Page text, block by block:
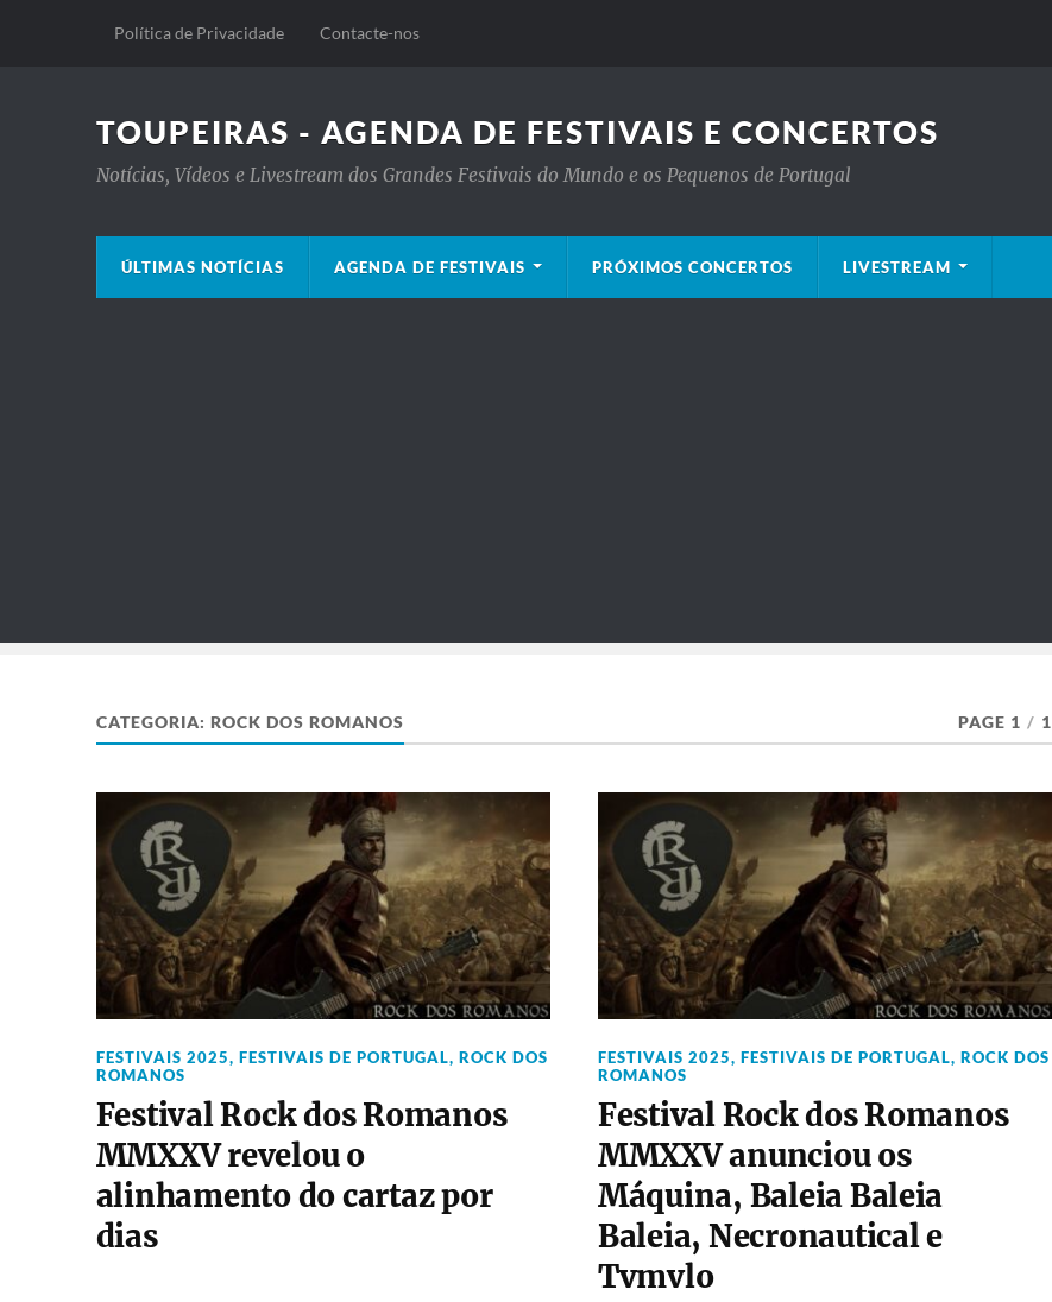
Política de Privacidade Contacte-nos
TOUPEIRAS - AGENDA DE FESTIVAIS E CONCERTOS
Notícias, Vídeos e Livestream dos Grandes Festivais do Mundo e os Pequenos de Portugal
ÚLTIMAS NOTÍCIAS AGENDA DE FESTIVAIS PRÓXIMOS CONCERTOS LIVESTREAM
CATEGORIA: ROCK DOS ROMANOS PAGE 1 / 1
FESTIVAIS 2025, FESTIVAIS DE PORTUGAL, ROCK DOS
ROMANOS
Festival Rock dos Romanos
MMXXV revelou o
alinhamento do cartaz por
dias
FESTIVAIS 2025, FESTIVAIS DE PORTUGAL, ROCK DOS
ROMANOS
Festival Rock dos Romanos
MMXXV anunciou os
Máquina, Baleia Baleia
Baleia, Necronautical e
Tvmvlo